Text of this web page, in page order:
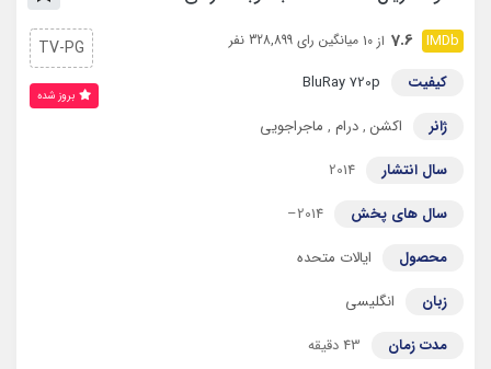
7.6 از 10 میانگین رای 328,899 نفر
کیفیت
BluRay 720p
ژانر
اکشن ,درام , ماجراجویی
سال انتشار
2014
سال های پخش
2014–
محصول
ایالات متحده
زبان
انگلیسی
مدت زمان
43 دقیقه
TV-PG
بروز‌ شده